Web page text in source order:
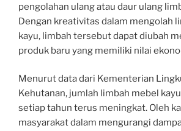
pengolahan ulang atau daur ulang
Dengan kreativitas dalam mengolah
kayu, limbah tersebut dapat diubah
produk baru yang memiliki nilai
Menurut data dari Kementerian
Kehutanan, jumlah limbah mebel
setiap tahun terus meningkat. Oleh
masyarakat dalam mengurangi